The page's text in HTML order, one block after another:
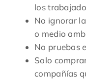
los
No ignorar
o medio
No pruebas
Solo
compañías